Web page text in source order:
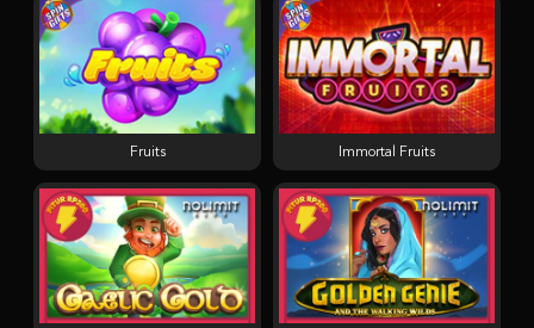
Immortal Fruits
Fruits